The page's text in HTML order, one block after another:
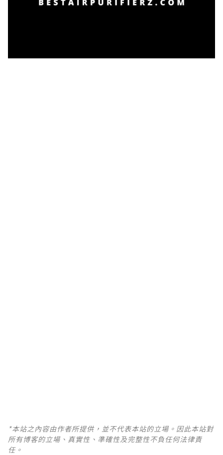
*本站之內容由作者所提供，並不代表本站的立場。因此本站對
所有博客的立場、真實性、準確性及完整性不負任何法律責
任。